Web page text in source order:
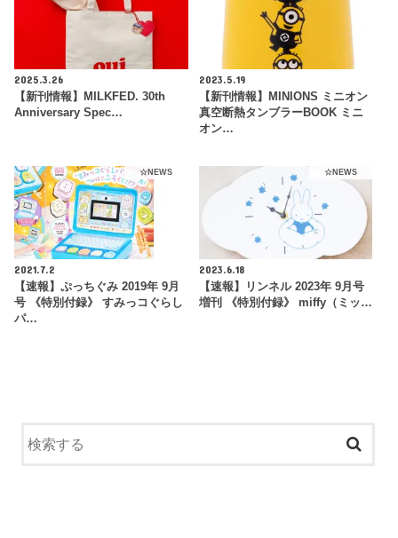
2025.3.26
【新刊情報】MILKFED. 30th
Anniversary Spec…
2023.5.19
【新刊情報】MINIONS ミニオン
真空断熱タンブラーBOOK ミニ
オン…
☆NEWS
2021.7.2
【速報】ぷっちぐみ 2019年 9月
号 《特別付録》 すみっコぐらし
パ…
☆NEWS
2023.6.18
【速報】リンネル 2023年 9月号
増刊 《特別付録》 miffy（ミッ…